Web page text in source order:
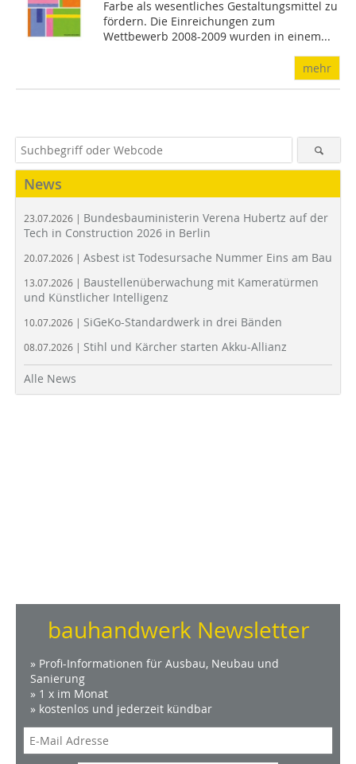
Farbe als wesentliches Gestaltungsmittel zu
fördern. Die Einreichungen zum
Wettbewerb 2008-2009 wurden in einem...
mehr
News
23.07.2026 | Bundesbauministerin Verena Hubertz auf der
Tech in Construction 2026 in Berlin
20.07.2026 | Asbest ist Todesursache Nummer Eins am Bau
13.07.2026 | Baustellenüberwachung mit Kameratürmen
und Künstlicher Intelligenz
10.07.2026 | SiGeKo-Standardwerk in drei Bänden
08.07.2026 | Stihl und Kärcher starten Akku-Allianz
Alle News
bauhandwerk Newsletter
» Profi-Informationen für Ausbau, Neubau und
Sanierung
» 1 x im Monat
» kostenlos und jederzeit kündbar